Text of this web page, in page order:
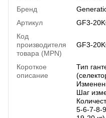
Бренд
Артикул
GF3-
Код
производителя
товара (MPN)
GF3-
Короткое
описание
Тип
Шаг
5-6-7-8-